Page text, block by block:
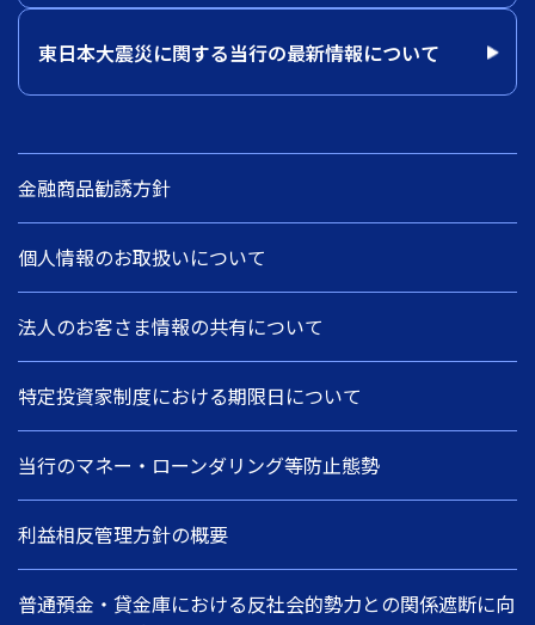
東日本大震災に関する当行の最新情報について
金融商品勧誘方針
個人情報のお取扱いについて
法人のお客さま情報の共有について
特定投資家制度における期限日について
当行のマネー・ローンダリング等防止態勢
利益相反管理方針の概要
普通預金・貸金庫における反社会的勢力との関係遮断に向